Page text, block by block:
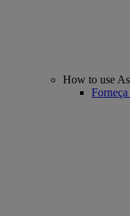
How to use